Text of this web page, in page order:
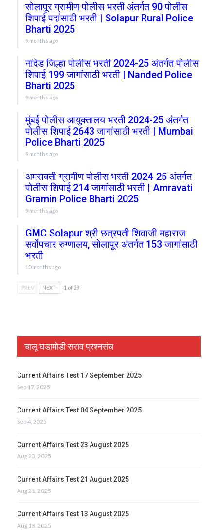
सोलापूर ग्रामीण पोलीस भरती अंतर्गत 90 पोलीस
शिपाई पदांसाठी भरती | Solapur Rural Police
Bharti 2025
9 months ago
नांदेड जिल्हा पोलीस भरती 2024-25 अंतर्गत पोलीस
शिपाई 199 जागांसाठी भरती | Nanded Police
Bharti 2025
9 months ago
मुंबई पोलीस आयुक्तालय भरती 2024-25 अंतर्गत
पोलीस शिपाई 2643 जागांसाठी भरती | Mumbai
Police Bharti 2025
9 months ago
अमरावती ग्रामीण पोलीस भरती 2024-25 अंतर्गत
पोलीस शिपाई 214 जागांसाठी भरती | Amravati
Gramin Police Bharti 2025
9 months ago
GMC Solapur श्री छत्रपती शिवाजी महाराज
सर्वोपचार रुग्णालय, सोलापूर अंतर्गत 153 जागांसाठी
भरती
10 months ago
PREV NEXT 1 of 29
चालू घडामोडी सराव प्रश्नसंच
Current Affairs Test 17 September 2025
Sep 17, 2025
Current Affairs Test 04 September 2025
Sep 4, 2025
Current Affairs Test 23 August 2025
Aug 23, 2025
Current Affairs Test 21 August 2025
Aug 21, 2025
Current Affairs Test 13 August 2025
Aug 13, 2025